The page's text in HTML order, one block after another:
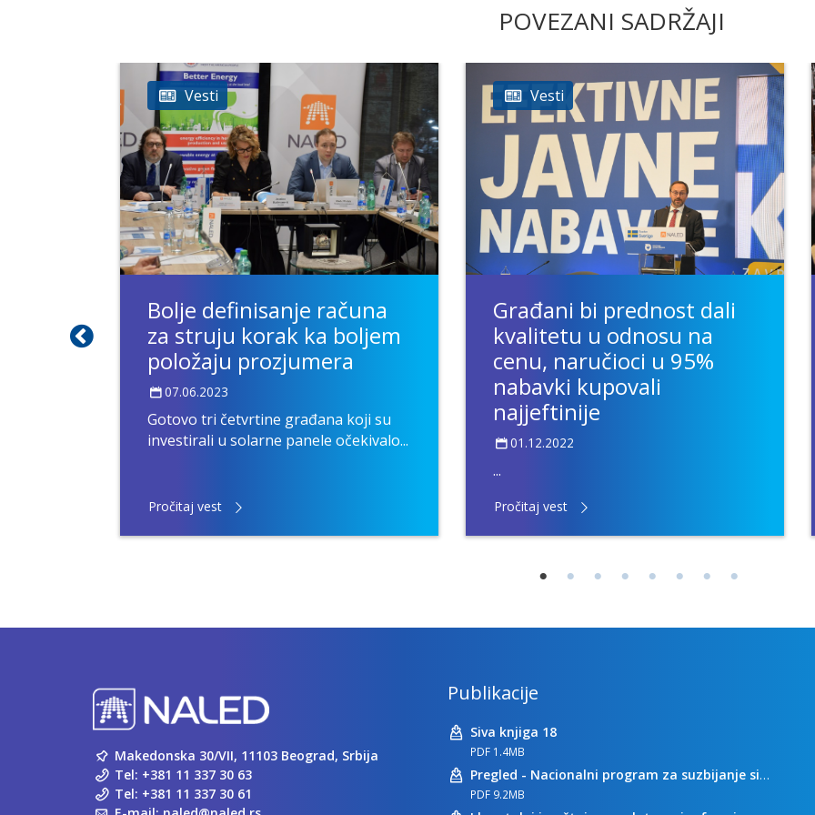
POVEZANI SADRŽAJI
Vesti
Bolje definisanje računa
za struju korak ka boljem
položaju prozjumera
07.06.2023
Gotovo tri četvrtine građana koji su
investirali u solarne panele očekivalo...
Pročitaj vest
Vesti
Građani bi prednost dali
kvalitetu u odnosu na
cenu, naručioci u 95%
nabavki kupovali
najjeftinije
01.12.2022
...
Pročitaj vest
Makedonska 30/VII, 11103 Beograd, Srbija
Tel: +381 11 337 30 63
Tel: +381 11 337 30 61
Publikacije
Siva knjiga 18
PDF 1.4MB
Pregled - Nacionalni program za suzbijanje sive ekonomije
PDF 9.2MB